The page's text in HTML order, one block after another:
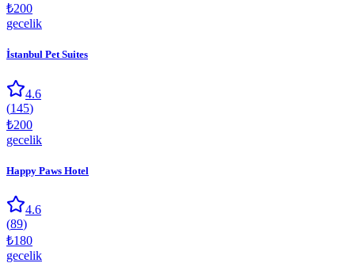
₺200
gecelik
İstanbul Pet Suites
4.6
(145)
₺200
gecelik
Happy Paws Hotel
4.6
(89)
₺180
gecelik